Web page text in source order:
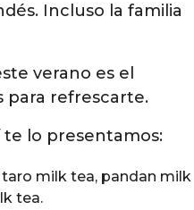
Incluso la familia
verano es el
para refrescarte.
lo presentamos:
milk tea, pandan milk
tea.